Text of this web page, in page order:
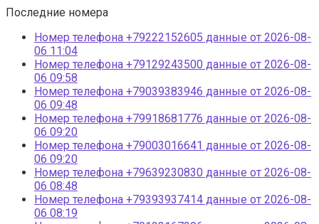
Последние номера
Номер телефона +79222152605 данные от 2026-08-
06 11:04
Номер телефона +79129243500 данные от 2026-08-
06 09:58
Номер телефона +79039383946 данные от 2026-08-
06 09:48
Номер телефона +79918681776 данные от 2026-08-
06 09:20
Номер телефона +79003016641 данные от 2026-08-
06 09:20
Номер телефона +79639230830 данные от 2026-08-
06 08:48
Номер телефона +79393937414 данные от 2026-08-
06 08:19